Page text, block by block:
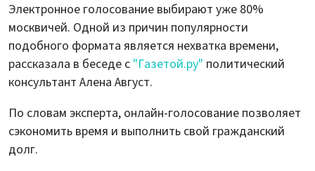
Электронное голосование выбирают уже 80%
москвичей. Одной из причин популярности
подобного формата является нехватка времени,
рассказала в беседе с "Газетой.ру" политический
консультант Алена Август.
По словам эксперта, онлайн-голосование позволяет
сэкономить время и выполнить свой гражданский
долг.